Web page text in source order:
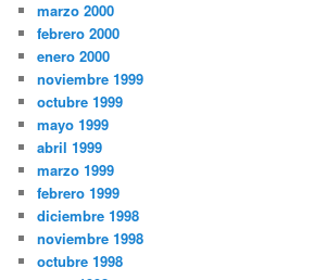
marzo 2000
febrero 2000
enero 2000
noviembre 1999
octubre 1999
mayo 1999
abril 1999
marzo 1999
febrero 1999
diciembre 1998
noviembre 1998
octubre 1998